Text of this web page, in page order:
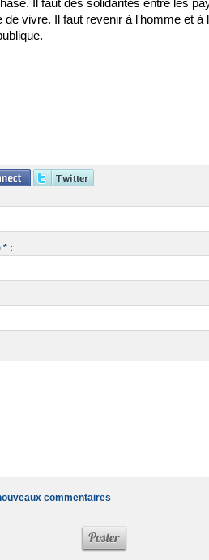
de vivre. Il faut revenir à l'homme et à
* :
commentaires